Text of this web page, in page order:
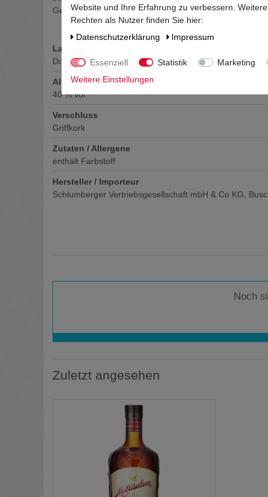
Geschmack suchen; am besten pur oder auf Eis
Land
Dominikanische Republik
Alkoholgehalt
40% vol
Verschluss
Griffkork
Zutaten / Allergene
enthält Farbstoff
Hersteller / Importeur
Schlumberger Vertriebsgesellschaft mbH & Co KG,
Noch
Zuletzt angesehen
Website und Ihre Erfahrung zu verbessern.
Rechten als Nutzer finden Sie hier:
Daten­schutz­erklärung
Impressum
Essenziell Statistik Marketing
Weitere Einstellungen